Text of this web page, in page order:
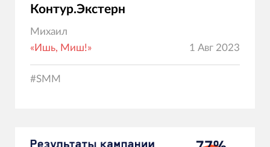
Контур.Экстерн
Михаил
«Ишь, Миш!»
1 Авг 2023
#SMM